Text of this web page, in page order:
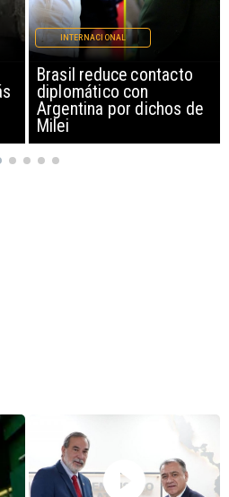
China restringe
exportación de drones a
EEUU y sanciona
empresas
INTERNACIONAL